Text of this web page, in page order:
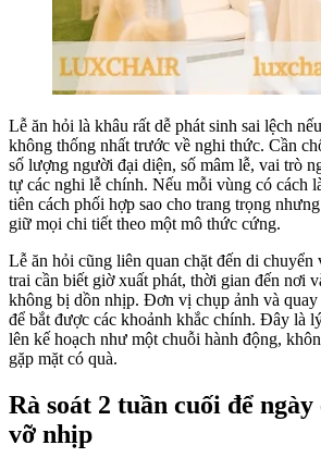
Lễ ăn hỏi là khâu rất dễ phát sinh sai lệch
không thống nhất trước về nghi thức. Cần
số lượng người đại diện, số mâm lễ, vai trò
tự các nghi lễ chính. Nếu mỗi vùng có cách
tiên cách phối hợp sao cho trang trọng
giữ mọi chi tiết theo một mô thức cứng.
Lễ ăn hỏi cũng liên quan chặt đến di chuyển
trai cần biết giờ xuất phát, thời gian đến nơi
không bị dồn nhịp. Đơn vị chụp ảnh và
để bắt được các khoảnh khắc chính. Đây là
lên kế hoạch như một chuỗi hành động,
gặp mặt có quà.
Rà soát 2 tuần cuối để
vỡ nhịp